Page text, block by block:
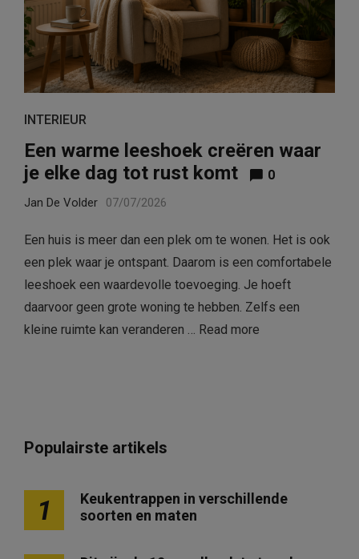
INTERIEUR
Een warme leeshoek creëren waar
je elke dag tot rust komt
0
Jan De Volder 07/07/2026
Een huis is meer dan een plek om te wonen. Het is ook
een plek waar je ontspant. Daarom is een comfortabele
leeshoek een waardevolle toevoeging. Je hoeft
daarvoor geen grote woning te hebben. Zelfs een
kleine ruimte kan veranderen … Read more
Populairste artikels
1
Keukentrappen in verschillende
soorten en maten